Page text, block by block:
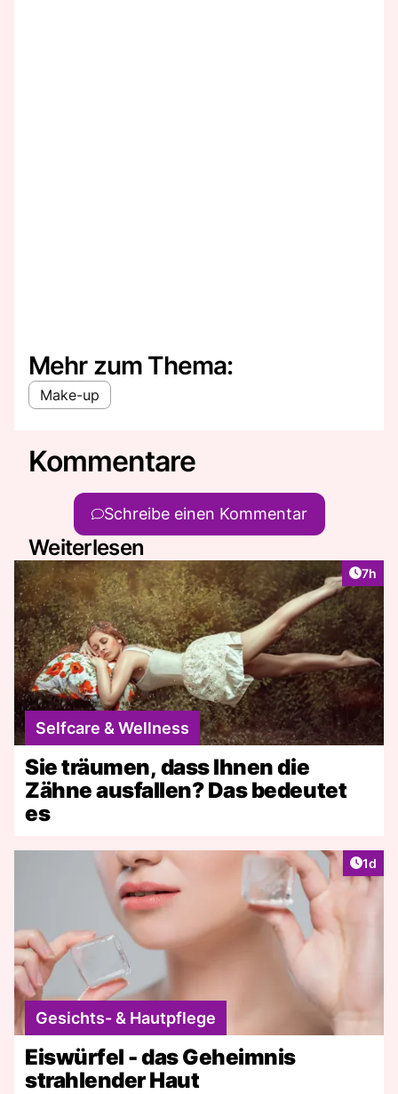
Mehr zum Thema:
Make-up
Kommentare
Schreibe einen Kommentar
Weiterlesen
7h
Selfcare & Wellness
Sie träumen, dass Ihnen die
Zähne ausfallen? Das bedeutet
es
1d
Gesichts- & Hautpflege
Eiswürfel - das Geheimnis
strahlender Haut